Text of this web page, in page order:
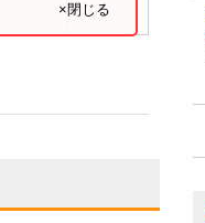
×閉じる